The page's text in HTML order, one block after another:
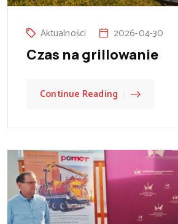
Aktualności 2026-04-30
Czas na grillowanie
Continue Reading